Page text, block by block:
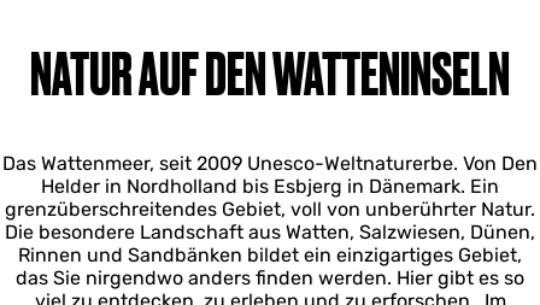
NATUR AUF DEN WATTENINSELN
Das Wattenmeer, seit 2009 Unesco-Weltnaturerbe. Von Den
Helder in Nordholland bis Esbjerg in Dänemark. Ein
grenzüberschreitendes Gebiet, voll von unberührter Natur.
Die besondere Landschaft aus Watten, Salzwiesen, Dünen,
Rinnen und Sandbänken bildet ein einzigartiges Gebiet,
das Sie nirgendwo anders finden werden. Hier gibt es so